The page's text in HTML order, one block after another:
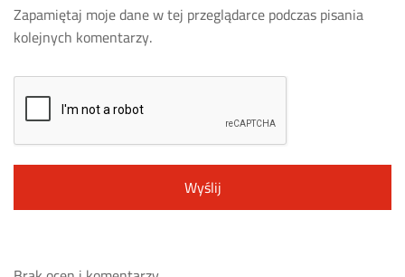
Zapamiętaj moje dane w tej przeglądarce podczas pisania
kolejnych komentarzy.